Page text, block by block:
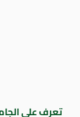
تعرف على